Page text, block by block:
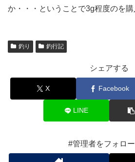
か・・・ということで3g程度のを購
釣り 釣行記
シェアする
X Facebook
LINE
#管理者をフォロ